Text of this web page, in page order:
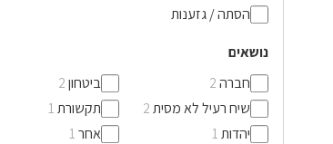
הסתה / גזענות
נושאים
חברה 2 ביטחון 2
שיח רעיל לא מסית 2 תקשורת 1
יהדות 1 אחר 1